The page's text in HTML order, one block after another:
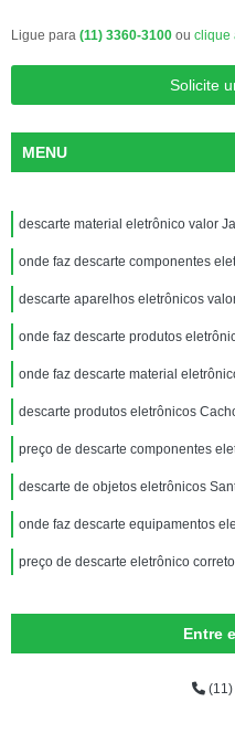
Ligue para (11) 3360-3100 ou clique
Solicite
MENU
descarte material eletrônico valor
onde faz descarte componentes
descarte aparelhos eletrônicos
onde faz descarte produtos
onde faz descarte material
descarte produtos eletrônicos
preço de descarte componentes
descarte de objetos eletrônicos
onde faz descarte equipamentos
preço de descarte eletrônico
Entre